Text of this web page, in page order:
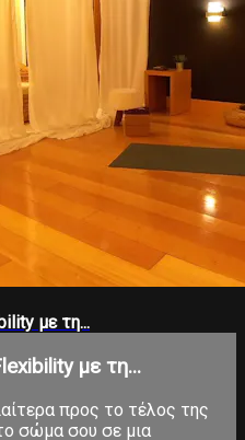
με τη...
με τη...
προς το τέλος της
σώμα σου σε μια